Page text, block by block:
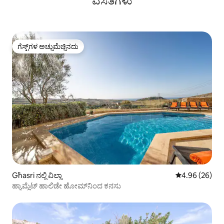
ಗೆಸ್ಟ್‌ಗಳ ಅಚ್ಚುಮೆಚ್ಚಿನದು
ಗೆಸ್ಟ್‌ಗಳ ಅಚ್ಚುಮೆಚ್ಚಿನದು
Għasri ನಲ್ಲಿ ವಿಲ್ಲಾ 5 ರಲ್ಲಿ 4.96
4.96 (26)
ಹ್ಯಾಮ್ಲೆಟ್ ಹಾಲಿಡೇ ಹೋಮ್‌ನಿಂದ ಕನಸು